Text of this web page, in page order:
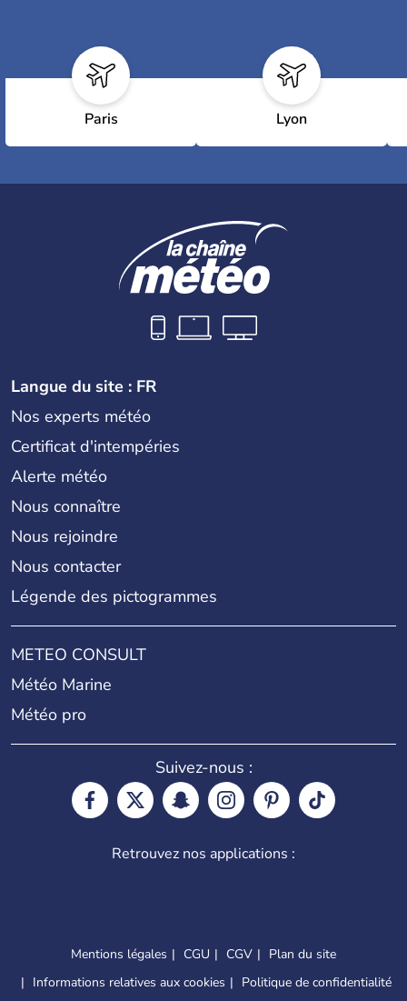
Paris Lyon
Langue du site : FR
Nos experts météo
Certificat d'intempéries
Alerte météo
Nous connaître
Nous rejoindre
Nous contacter
Légende des pictogrammes
METEO CONSULT
Météo Marine
Météo pro
Suivez-nous :
Retrouvez nos applications :
Mentions légales CGU CGV
Plan du site
Informations relatives aux cookies
Politique de confidentialité